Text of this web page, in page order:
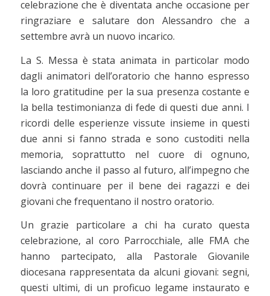
celebrazione che è diventata anche occasione per
ringraziare e salutare don Alessandro che a
settembre avrà un nuovo incarico.
La S. Messa è stata animata in particolar modo
dagli animatori dell’oratorio che hanno espresso
la loro gratitudine per la sua presenza costante e
la bella testimonianza di fede di questi due anni. I
ricordi delle esperienze vissute insieme in questi
due anni si fanno strada e sono custoditi nella
memoria, soprattutto nel cuore di ognuno,
lasciando anche il passo al futuro, all’impegno che
dovrà continuare per il bene dei ragazzi e dei
giovani che frequentano il nostro oratorio.
Un grazie particolare a chi ha curato questa
celebrazione, al coro Parrocchiale, alle FMA che
hanno partecipato, alla Pastorale Giovanile
diocesana rappresentata da alcuni giovani: segni,
questi ultimi, di un proficuo legame instaurato e